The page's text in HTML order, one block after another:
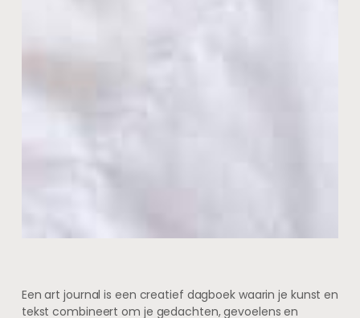
Een art journal is een creatief dagboek waarin je kunst en
tekst combineert om je gedachten, gevoelens en